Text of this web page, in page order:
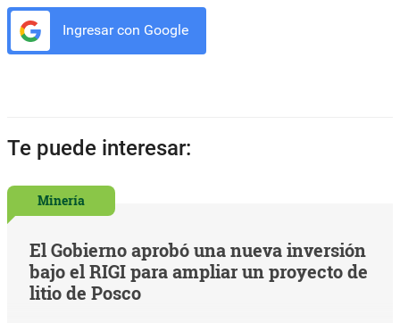
Ingresar con Google
Te puede interesar:
Minería
El Gobierno aprobó una nueva inversión
bajo el RIGI para ampliar un proyecto de
litio de Posco